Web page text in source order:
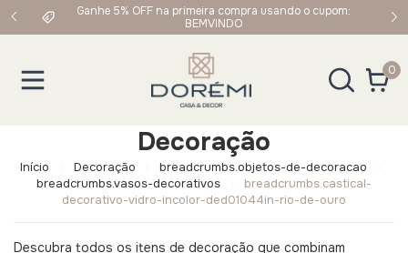
e
Ganhe 5% OFF na primeira compra usando o cupom:
BEMVINDO
0
Decoração
Início Decoração
breadcrumbs.objetos-de-decoracao
breadcrumbs.vasos-decorativos
breadcrumbs.castical-
decorativo-vidro-incolor-ded01044in-rio-de-ouro
Descubra todos os itens de decoração que combinam